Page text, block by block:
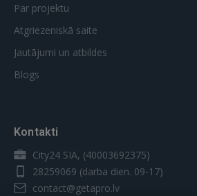
Par projektu
Atgriezeniskā saite
Jautājumi un atbildes
Blogs
Kontakti
City24 SIA, (40003692375)
28259069 (darba dien. 09-17)
contact@getapro.lv